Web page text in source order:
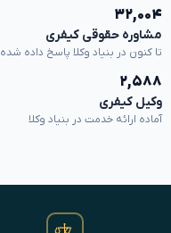
۳۲,۰۰۴
مشاوره حقوقی کیفری
تا کنون در بنیاد وکلا پاسخ داده شده
۲,۵۸۸
وکیل کیفری
آماده ارائه خدمت در بنیاد وکلا